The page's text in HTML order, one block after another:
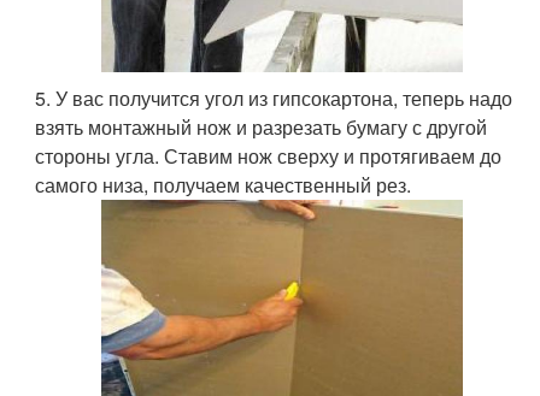
5. У вас получится угол из гипсокартона, теперь надо
взять монтажный нож и разрезать бумагу с другой
стороны угла. Ставим нож сверху и протягиваем до
самого низа, получаем качественный рез.